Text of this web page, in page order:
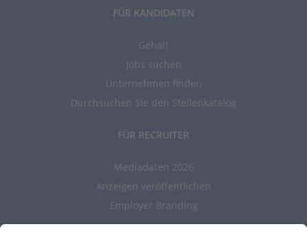
FÜR KANDIDATEN
Gehalt
Jobs suchen
Unternehmen finden
Durchsuchen Sie den Stellenkatalog
FÜR RECRUITER
Mediadaten 2026
Anzeigen veröffentlichen
Employer Branding